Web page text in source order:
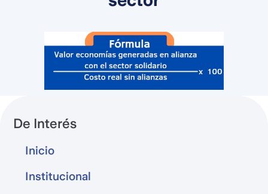
De Interés
Inicio
Institucional